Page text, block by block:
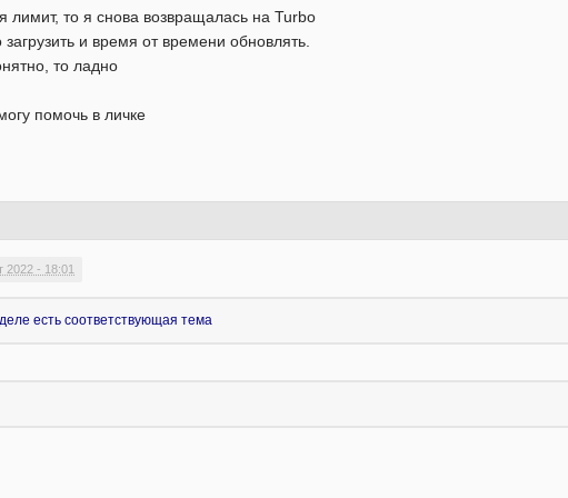
лимит, то я снова возвращалась на Turbo
загрузить и время от времени обновлять.
то ладно
помочь в личке
2022 - 18:01
есть соответствующая тема